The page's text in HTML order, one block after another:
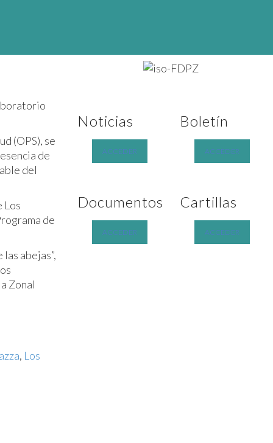
(OPS), se
de
del
Los
de
abejas”,
Zonal
, Los
Noticias
ACCEDER
Documentos
ACCEDER
Boletín
ACCEDER
Cartillas
ACCEDER